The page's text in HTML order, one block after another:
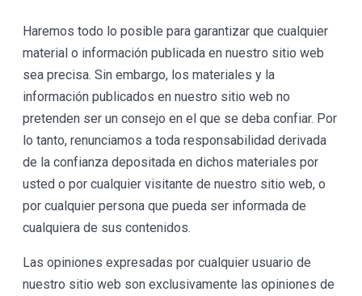
Haremos todo lo posible para garantizar que cualquier
material o información publicada en nuestro sitio web
sea precisa. Sin embargo, los materiales y la
información publicados en nuestro sitio web no
pretenden ser un consejo en el que se deba confiar. Por
lo tanto, renunciamos a toda responsabilidad derivada
de la confianza depositada en dichos materiales por
usted o por cualquier visitante de nuestro sitio web, o
por cualquier persona que pueda ser informada de
cualquiera de sus contenidos.
Las opiniones expresadas por cualquier usuario de
nuestro sitio web son exclusivamente las opiniones de